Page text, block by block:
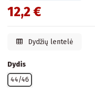
12,2 €
Dydžių lentelė
Dydis
44/46